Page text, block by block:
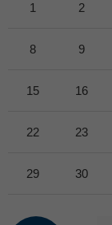
1 2
8 9
15 16
22 23
29 30